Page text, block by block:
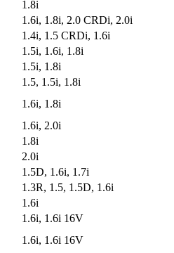
1.8i
1.6i, 1.8i, 2.0 CRDi, 2.0i
1.4i, 1.5 CRDi, 1.6i
1.5i, 1.6i, 1.8i
1.5i, 1.8i
1.5, 1.5i, 1.8i
1.6i, 1.8i
1.6i, 2.0i
1.8i
2.0i
1.5D, 1.6i, 1.7i
1.3R, 1.5, 1.5D, 1.6i
1.6i
1.6i, 1.6i 16V
1.6i, 1.6i 16V